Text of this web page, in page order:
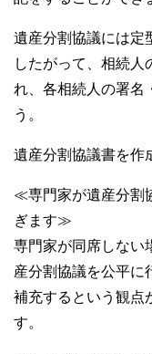
遺産分割協議には定
したがって、相続人
れ、各相続人の署名
う。
遺産分割協議書を作
≪専門家が遺産分割
ぎます≫
専門家が同席しない
産分割協議を公平に
補充するという観点
す。